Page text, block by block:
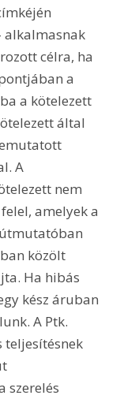
alkalmasnak
célra, ha
a
a kötelezett
által
A
nem
amelyek a
közölt
Ha hibás
kész áruban
A Ptk.
szerelés